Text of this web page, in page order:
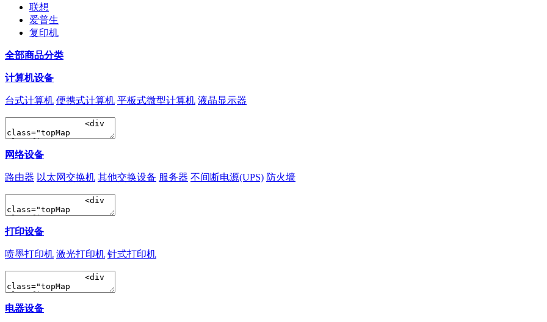
联想
爱普生
复印机
全部商品分类
计算机设备
台式计算机 便携式计算机 平板式微型计算机 液晶显示器
网络设备
路由器 以太网交换机 其他交换设备 服务器 不间断电源(UPS) 防火墙
打印设备
喷墨打印机 激光打印机 针式打印机
电器设备